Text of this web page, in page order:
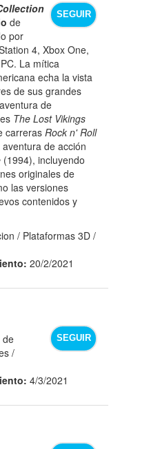
SEGUIR
de
por
4, Xbox One,
La mítica
echa la vista
de sus grandes
de
The Lost Vikings
carreras Rock n' Roll
de acción
(1994), incluyendo
originales de
las versiones
contenidos y
/ Plataformas 3D /
20/2/2021
SEGUIR
de
/
4/3/2021